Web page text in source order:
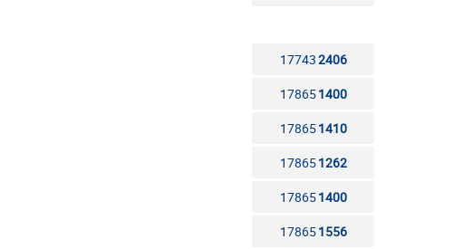
177432406
178651400
178651410
178651262
178651400
178651556